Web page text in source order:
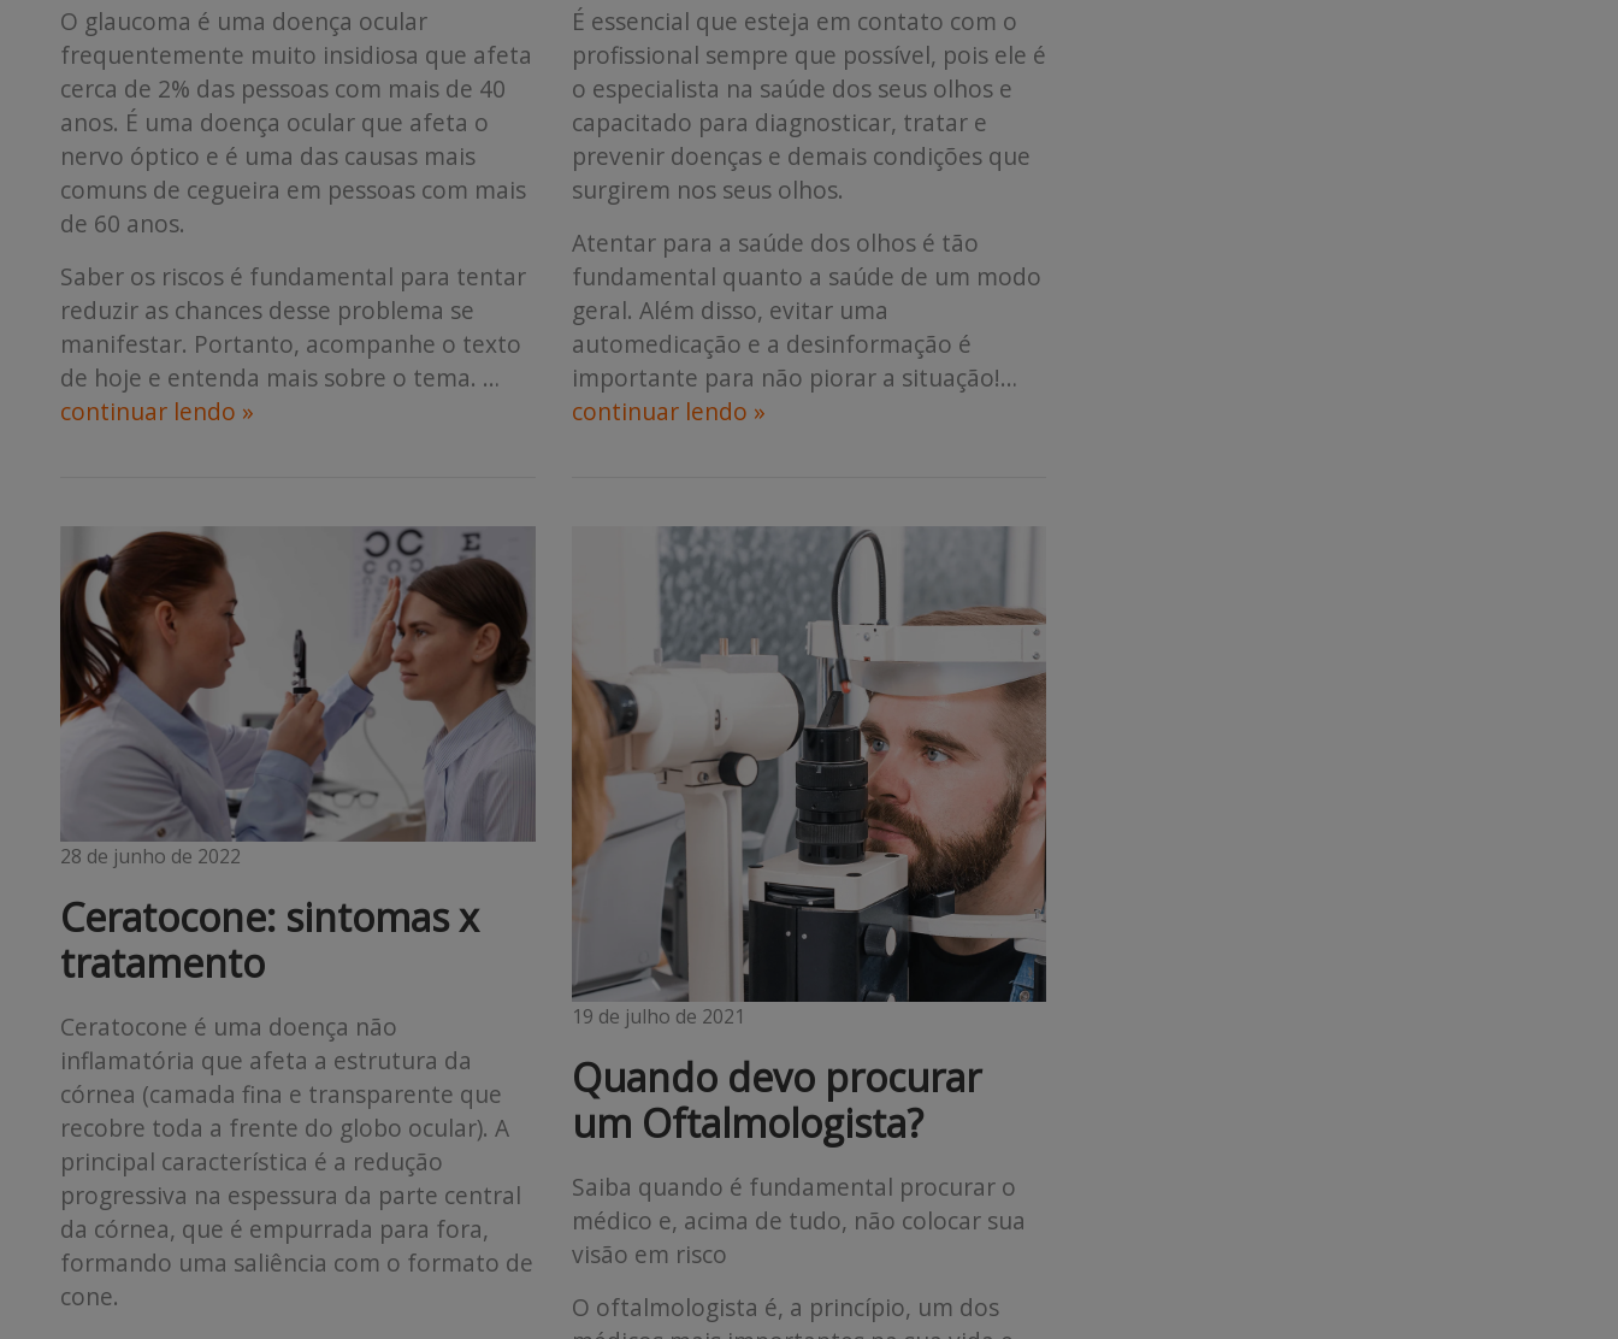
O glaucoma é uma doença ocular
frequentemente muito insidiosa que afeta
cerca de 2% das pessoas com mais de 40
anos. É uma doença ocular que afeta o
nervo óptico e é uma das causas mais
comuns de cegueira em pessoas com mais
de 60 anos.
Saber os riscos é fundamental para tentar
reduzir as chances desse problema se
manifestar. Portanto, acompanhe o texto
de hoje e entenda mais sobre o tema. …
continuar lendo »
É essencial que esteja em contato com o
profissional sempre que possível, pois ele é
o especialista na saúde dos seus olhos e
capacitado para diagnosticar, tratar e
prevenir doenças e demais condições que
surgirem nos seus olhos.
Atentar para a saúde dos olhos é tão
fundamental quanto a saúde de um modo
geral. Além disso, evitar uma
automedicação e a desinformação é
importante para não piorar a situação!…
continuar lendo »
28 de junho de 2022
Ceratocone: sintomas x
tratamento
Ceratocone é uma doença não
inflamatória que afeta a estrutura da
córnea (camada fina e transparente que
recobre toda a frente do globo ocular). A
principal característica é a redução
progressiva na espessura da parte central
da córnea, que é empurrada para fora,
formando uma saliência com o formato de
cone.
19 de julho de 2021
Quando devo procurar
um Oftalmologista?
Saiba quando é fundamental procurar o
médico e, acima de tudo, não colocar sua
visão em risco
O oftalmologista é, a princípio, um dos